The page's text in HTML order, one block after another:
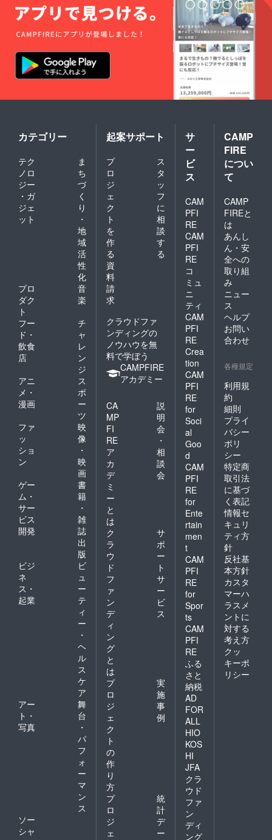
カテゴリー
テク
ノロ
ジー
・ガ
ジェ
ット
ま
ち
づ
く
り
・
地
域
活
性
化
プロ
ダク
ト
音
楽
フー
ド・
飲食
店
チ
ャ
レ
ン
ジ
アニ
メ・
漫画
ス
ポ
ー
ツ
ファ
ッ
ショ
ン
映
像
・
映
画
ゲー
ム・
サー
ビス
開発
書
籍
・
雑
誌
出
版
ビジ
ネ
ス・
起業
ビ
ュ
ー
テ
ィ
ー
・
ヘ
ル
ス
ケ
ア
アー
ト・
写真
舞
台
・
パ
フ
ォ
ー
マ
ン
ス
ソー
シャ
起案サポート
プ
ロ
ジ
ェ
ク
ト
を
作
る
ス
タ
ッ
フ
に
相
談
す
る
資
料
請
求
クラウドファ
ンディングの
ノウハウを無
料で学ぼう
CAMPFIRE
アカデミー
CA
MP
FI
RE
ア
カ
デ
ミ
ー
と
は
説
明
会
・
相
談
会
ク
ラ
ウ
ド
フ
ァ
ン
デ
ィ
ン
グ
と
は
サ
ポ
ー
ト
サ
ー
ビ
ス
プ
ロ
ジ
ェ
ク
ト
の
作
り
方
実
施
事
例
プ
ロ
ジ
ェ
統
計
デ
ー
サ
ー
ビ
ス
CAM
PFI
RE
CAM
PFI
RE
コ
ミュ
ニ
ティ
CAM
PFI
RE
Crea
tion
CAM
PFI
RE
for
Soci
al
Goo
d
CAM
PFI
RE
for
Ente
rtain
men
t
CAM
PFI
RE
for
Spor
ts
CAM
PFI
RE
ふる
さと
納税
AD
FOR
ALL
HIO
KOS
HI
JFA
クラ
ウド
ファ
ン
ディ
ング
CAMP
FIRE
につい
て
CAMP
FIREと
は
あんし
ん・安
全への
取り組
み
ニュー
ス
ヘルプ
お問い
合わせ
各種規定
利用規
約
細則
プライ
バシー
ポリ
シー
特定商
取引法
に基づ
く表記
情報セ
キュリ
ティ方
針
反社基
本方針
カスタ
マーハ
ラスメ
ントに
対する
考え方
クッ
キーポ
リシー